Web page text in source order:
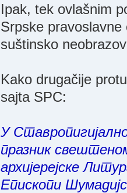
Ipak, tek ovlašnim
Srpske
suštinsko
Kako drugačije
sajta SPC:
У
празник
архијерејске
Епископи